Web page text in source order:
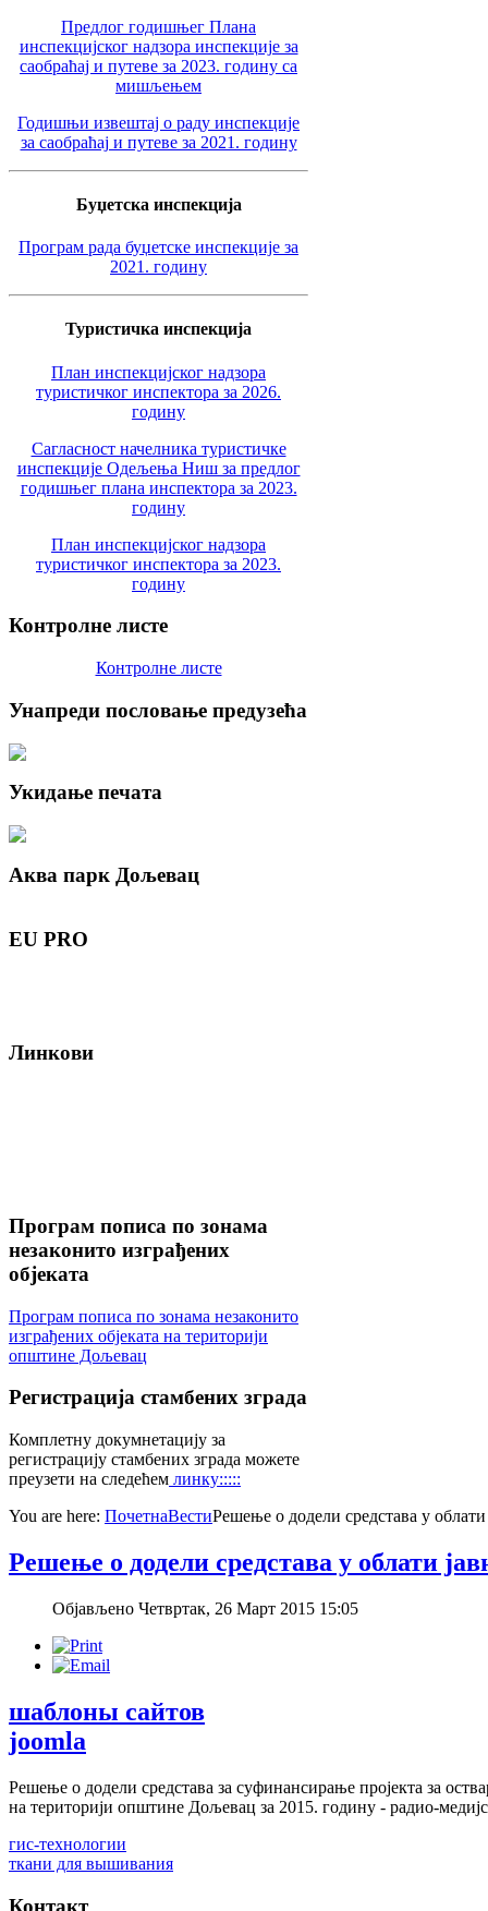
Предлог годишњег Плана
инспекцијског надзора инспекције за
саобраћај и путеве за 2023. годину са
мишљењем
Годишњи извештај о раду инспекције
за саобраћај и путеве за 2021. годину
Буџетска инспекција
Програм рада буџетске инспекције за
2021. годину
Туристичка инспекција
План инспекцијског надзора
туристичког инспектора за 2026.
годину
Сагласност начелника туристичке
инспекције Одељења Ниш за предлог
годишњег плана инспектора за 2023.
годину
План инспекцијског надзора
туристичког инспектора за 2023.
годину
Контролне листе
Контролне листе
Унапреди пословање предузећа
Укидање печата
Аква парк Дољевац
EU PRO
Линкови
Програм пописа по зонама
незаконито изграђених
објеката
Програм пописа по зонама незаконито
изграђених објеката на територији
општине Дољевац
Регистрација стамбених зграда
Комплетну докумнетацију за
регистрацију стамбених зграда можете
преузети на следећем линку:::::
You are here: ПочетнаВестиРешење о додели средстава у
Решење о додели средстава у облати
Објављено Четвртак, 26 Март 2015 15:05
шаблоны сайтов
joomla
Решење о додели средстава за суфинансирање пројекта за
на територији општине Дољевац за 2015. годину - радио-
гис-технологии
ткани для вышивания
Контакт